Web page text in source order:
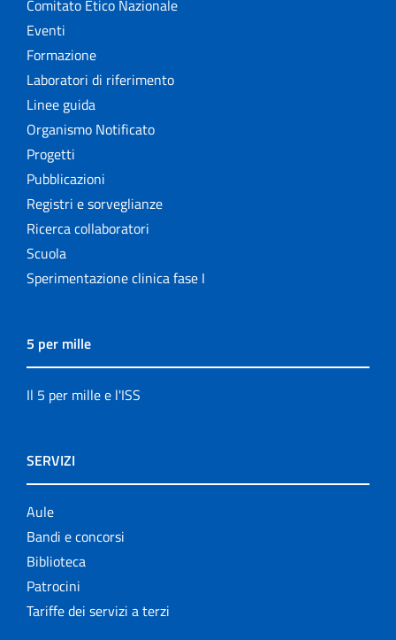
Comitato Etico Nazionale
Eventi
Formazione
Laboratori di riferimento
Linee guida
Organismo Notificato
Progetti
Pubblicazioni
Registri e sorveglianze
Ricerca collaboratori
Scuola
Sperimentazione clinica fase I
5 per mille
Il 5 per mille e l'ISS
SERVIZI
Aule
Bandi e concorsi
Biblioteca
Patrocini
Tariffe dei servizi a terzi